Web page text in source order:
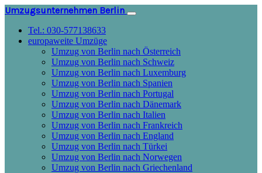
Umzugsunternehmen Berlin
Tel.: 030-577138633
europaweite Umzüge
Umzug von Berlin nach Österreich
Umzug von Berlin nach Schweiz
Umzug von Berlin nach Luxemburg
Umzug von Berlin nach Spanien
Umzug von Berlin nach Portugal
Umzug von Berlin nach Dänemark
Umzug von Berlin nach Italien
Umzug von Berlin nach Frankreich
Umzug von Berlin nach England
Umzug von Berlin nach Türkei
Umzug von Berlin nach Norwegen
Umzug von Berlin nach Griechenland